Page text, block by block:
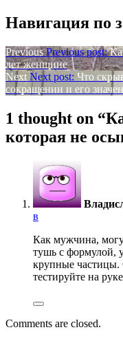
Навигация по
Previous Previous post:
лет женщине
Next Next post: Что
сокращении и его
1 thought on “
которая не
в
Как мужчина, могу
тушь с формулой,
крупные
тестируйте на
Comments are closed.